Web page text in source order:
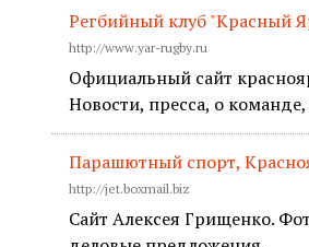
Регбийный клуб "Красный
http://www.yar-rugby.ru
Официальный сайт
Новости, пресса, о
Парашютный спорт,
http://jet.boxmail.biz
Сайт Алексея Грищенко.